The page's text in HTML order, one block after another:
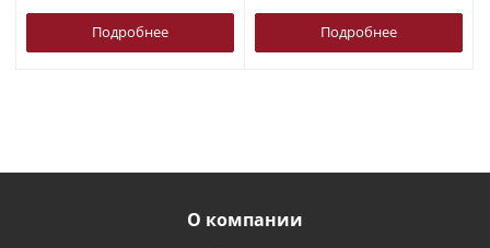
Подробнее Подробнее
О компании